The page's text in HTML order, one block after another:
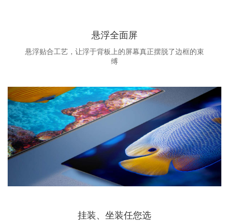
悬浮全面屏
悬浮贴合工艺，让浮于背板上的屏幕真正摆脱了边框的束
缚
挂装、坐装任您选